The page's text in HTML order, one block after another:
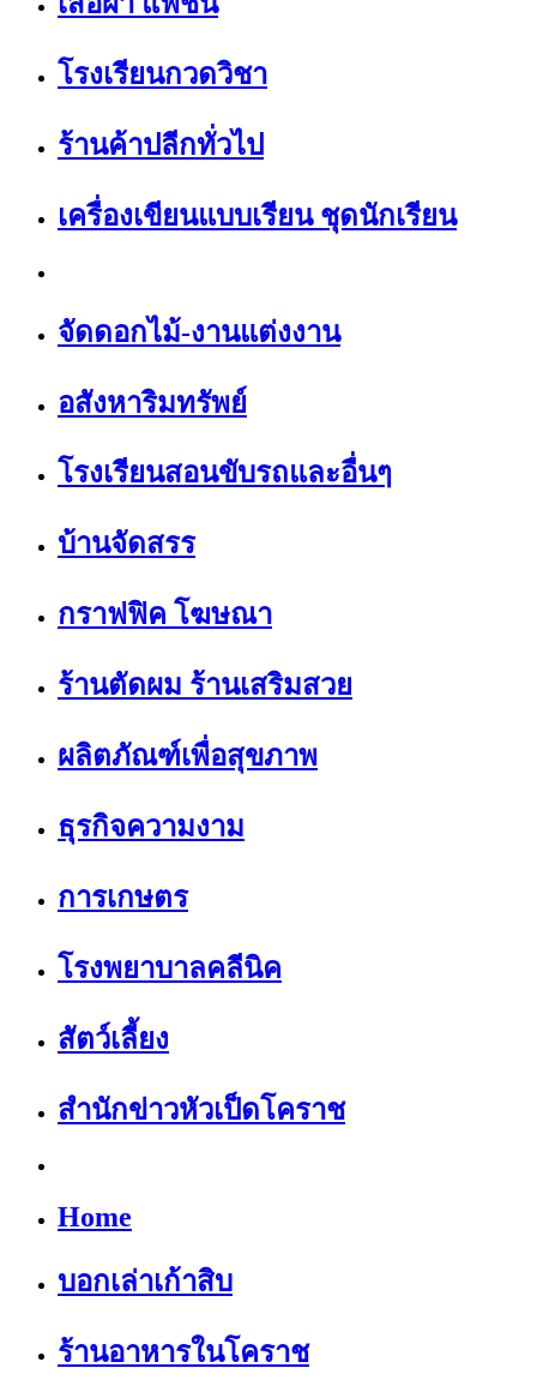
โรงเรียนกวดวิชา
ร้านค้าปลีกทั่วไป
เครื่องเขียนแบบเรียน ชุดนักเรียน
จัดดอกไม้-งานแต่งงาน
อสังหาริมทรัพย์
โรงเรียนสอนขับรถและอื่นๆ
บ้านจัดสรร
กราฟฟิค โฆษณา
ร้านตัดผม ร้านเสริมสวย
ผลิตภัณฑ์เพื่อสุขภาพ
ธุรกิจความงาม
การเกษตร
โรงพยาบาลคลีนิค
สัตว์เลี้ยง
สำนักข่าวหัวเป็ดโคราช
Home
บอกเล่าเก้าสิบ
ร้านอาหารในโคราช